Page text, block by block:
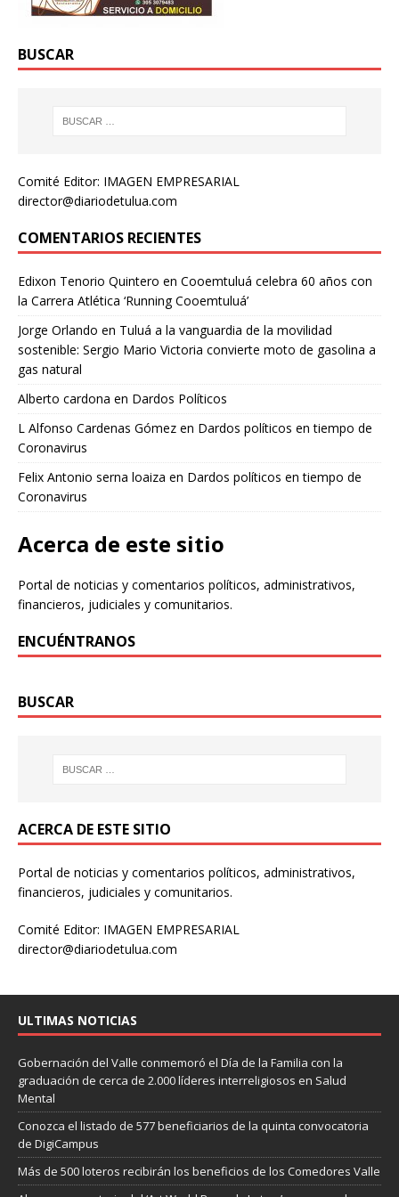
BUSCAR
Comité Editor: IMAGEN EMPRESARIAL
director@diariodetulua.com
COMENTARIOS RECIENTES
Edixon Tenorio Quintero en Cooemtuluá celebra 60 años con
la Carrera Atlética ‘Running Cooemtuluá’
Jorge Orlando en Tuluá a la vanguardia de la movilidad
sostenible: Sergio Mario Victoria convierte moto de gasolina a
gas natural
Alberto cardona en Dardos Políticos
L Alfonso Cardenas Gómez en Dardos políticos en tiempo de
Coronavirus
Felix Antonio serna loaiza en Dardos políticos en tiempo de
Coronavirus
Acerca de este sitio
Portal de noticias y comentarios políticos, administrativos,
financieros, judiciales y comunitarios.
ENCUÉNTRANOS
BUSCAR
ACERCA DE ESTE SITIO
Portal de noticias y comentarios políticos, administrativos,
financieros, judiciales y comunitarios.
Comité Editor: IMAGEN EMPRESARIAL
director@diariodetulua.com
ULTIMAS NOTICIAS
Gobernación del Valle conmemoró el Día de la Familia con la
graduación de cerca de 2.000 líderes interreligiosos en Salud
Mental
Conozca el listado de 577 beneficiarios de la quinta convocatoria
de DigiCampus
Más de 500 loteros recibirán los beneficios de los Comedores Valle